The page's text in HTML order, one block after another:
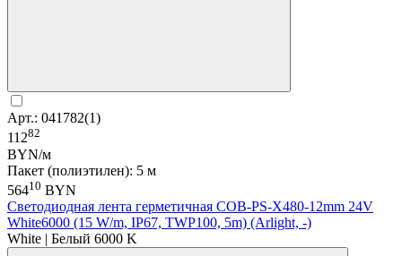
Арт.: 041782(1)
11282
BYN/м
Пакет (полиэтилен): 5 м
56410 BYN
Светодиодная лента герметичная COB-PS-X480-12mm 24V
White6000 (15 W/m, IP67, TWP100, 5m) (Arlight, -)
White | Белый 6000 K